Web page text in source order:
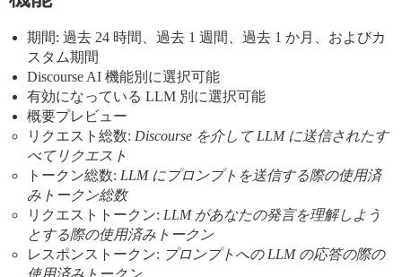
期間: 過去 24 時間、過去 1 週間、過去 1 か月、およびカ
スタム期間
Discourse AI 機能別に選択可能
有効になっている LLM 別に選択可能
概要プレビュー
リクエスト総数: Discourse を介して LLM に送信されたす
べてリクエスト
トークン総数: LLM にプロンプトを送信する際の使用済
みトークン総数
リクエストトークン: LLM があなたの発言を理解しよう
とする際の使用済みトークン
レスポンストークン: プロンプトへの LLM の応答の際の
使用済みトークン